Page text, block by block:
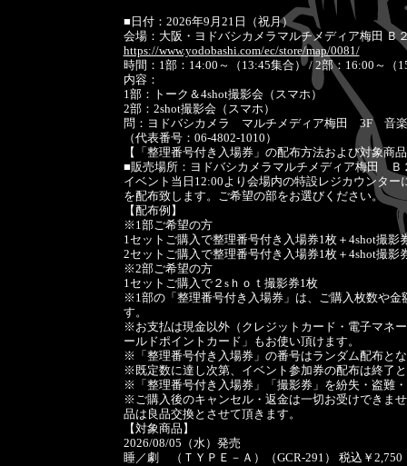
■日付：2026年9月21日（祝月）
会場：大阪・ヨドバシカメラマルチメディア梅田
https://www.yodobashi.com/ec/store/map/0081/
時間：1部：14:00～（13:45集合） / 2部：16:00～（
内容：
1部：トーク＆4shot撮影会（スマホ）
2部：2shot撮影会（スマホ）
問：ヨドバシカメラ マルチメディア梅田 3F 音楽
（代表番号：06-4802-1010）
【「整理番号付き入場券」の配布方法および対象商
■販売場所：ヨドバシカメラマルチメディア梅田
イベント当日12:00より会場内の特設レジカウンタ
を配布致します。ご希望の部をお選びください。
【配布例】
※1部ご希望の方
1セットご購入で整理番号付き入場券1枚＋4shot撮影
2セットご購入で整理番号付き入場券1枚＋4shot撮影
※2部ご希望の方
1セットご購入で２sｈｏｔ撮影券1枚
※1部の「整理番号付き入場券」は、ご購入枚数や
す。
※お支払は現金以外（クレジットカード・電子マネ
ールドポイントカード」もお使い頂けます。
※「整理番号付き入場券」の番号はランダム配布と
※既定数に達し次第、イベント参加券の配布は終了
※「整理番号付き入場券」「撮影券」を紛失・盗難
※ご購入後のキャンセル・返金は一切お受けできま
品は良品交換とさせて頂きます。
【対象商品】
2026/08/05（水）発売
睡／劇 （ＴＹＰＥ－Ａ）（GCR-291） 税込￥2,750